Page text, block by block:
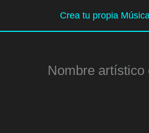
contenido
Crea tu propia Música
Nombre artístico